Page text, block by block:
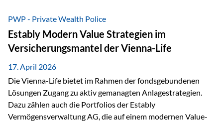
diesem Thema liefern unter anderem die praxisnahen
Ansätze von Finanzexperte Klaus Rost, der seit vielen Jahren
für eine verständliche und…
PWP - Private Wealth Police
Estably Modern Value Strategien im
Versicherungsmantel der Vienna-Life
17. April 2026
Die Vienna-Life bietet im Rahmen der fondsgebundenen
Lösungen Zugang zu aktiv gemanagten Anlagestrategien.
Dazu zählen auch die Portfolios der Estably
Vermögensverwaltung AG, die auf einem modernen Value-